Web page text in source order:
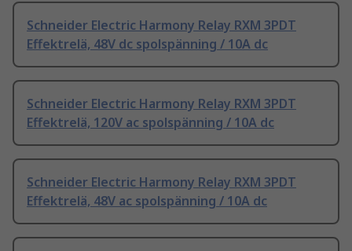
Schneider Electric Harmony Relay RXM 3PDT
Effektrelä, 48V dc spolspänning / 10A dc
Schneider Electric Harmony Relay RXM 3PDT
Effektrelä, 120V ac spolspänning / 10A dc
Schneider Electric Harmony Relay RXM 3PDT
Effektrelä, 48V ac spolspänning / 10A dc